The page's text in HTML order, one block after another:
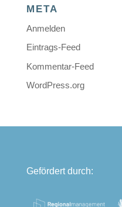
META
Anmelden
Eintrags-Feed
Kommentar-Feed
WordPress.org
Gefördert durch: